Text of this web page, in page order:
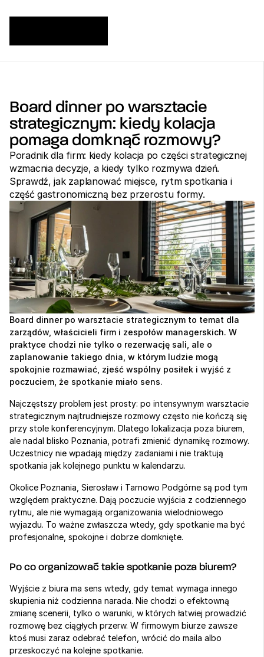
Board dinner po warsztacie
strategicznym: kiedy kolacja
pomaga domknąć rozmowy?
Poradnik dla firm: kiedy kolacja po części strategicznej
wzmacnia decyzje, a kiedy tylko rozmywa dzień.
Sprawdź, jak zaplanować miejsce, rytm spotkania i
część gastronomiczną bez przerostu formy.
Board dinner po warsztacie strategicznym to temat dla
zarządów, właścicieli firm i zespołów managerskich. W
praktyce chodzi nie tylko o rezerwację sali, ale o
zaplanowanie takiego dnia, w którym ludzie mogą
spokojnie rozmawiać, zjeść wspólny posiłek i wyjść z
poczuciem, że spotkanie miało sens.
Najczęstszy problem jest prosty: po intensywnym warsztacie
strategicznym najtrudniejsze rozmowy często nie kończą się
przy stole konferencyjnym. Dlatego lokalizacja poza biurem,
ale nadal blisko Poznania, potrafi zmienić dynamikę rozmowy.
Uczestnicy nie wpadają między zadaniami i nie traktują
spotkania jak kolejnego punktu w kalendarzu.
Okolice Poznania, Sierosław i Tarnowo Podgórne są pod tym
względem praktyczne. Dają poczucie wyjścia z codziennego
rytmu, ale nie wymagają organizowania wielodniowego
wyjazdu. To ważne zwłaszcza wtedy, gdy spotkanie ma być
profesjonalne, spokojne i dobrze domknięte.
Po co organizować takie spotkanie poza biurem?
Wyjście z biura ma sens wtedy, gdy temat wymaga innego
skupienia niż codzienna narada. Nie chodzi o efektowną
zmianę scenerii, tylko o warunki, w których łatwiej prowadzić
rozmowę bez ciągłych przerw. W firmowym biurze zawsze
ktoś musi zaraz odebrać telefon, wrócić do maila albo
przeskoczyć na kolejne spotkanie.